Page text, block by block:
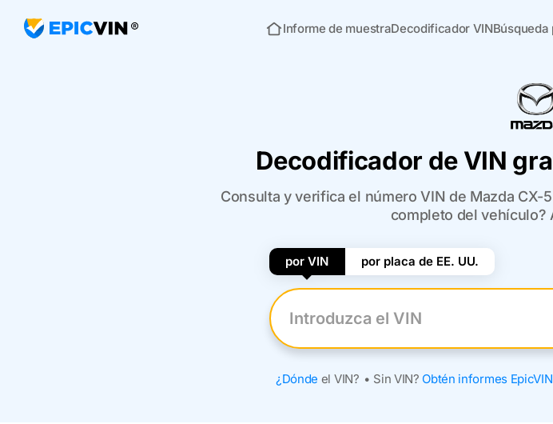
InicioInforme de muestraDecodificador VIN
Decodificador de VIN
Consulta y verifica el número VIN de Mazda
completo del vehículo?
por VIN por placa de EE. UU.
Introduzca el VIN
¿Dónde el VIN? • Sin VIN? Obtén informes EpicVIN